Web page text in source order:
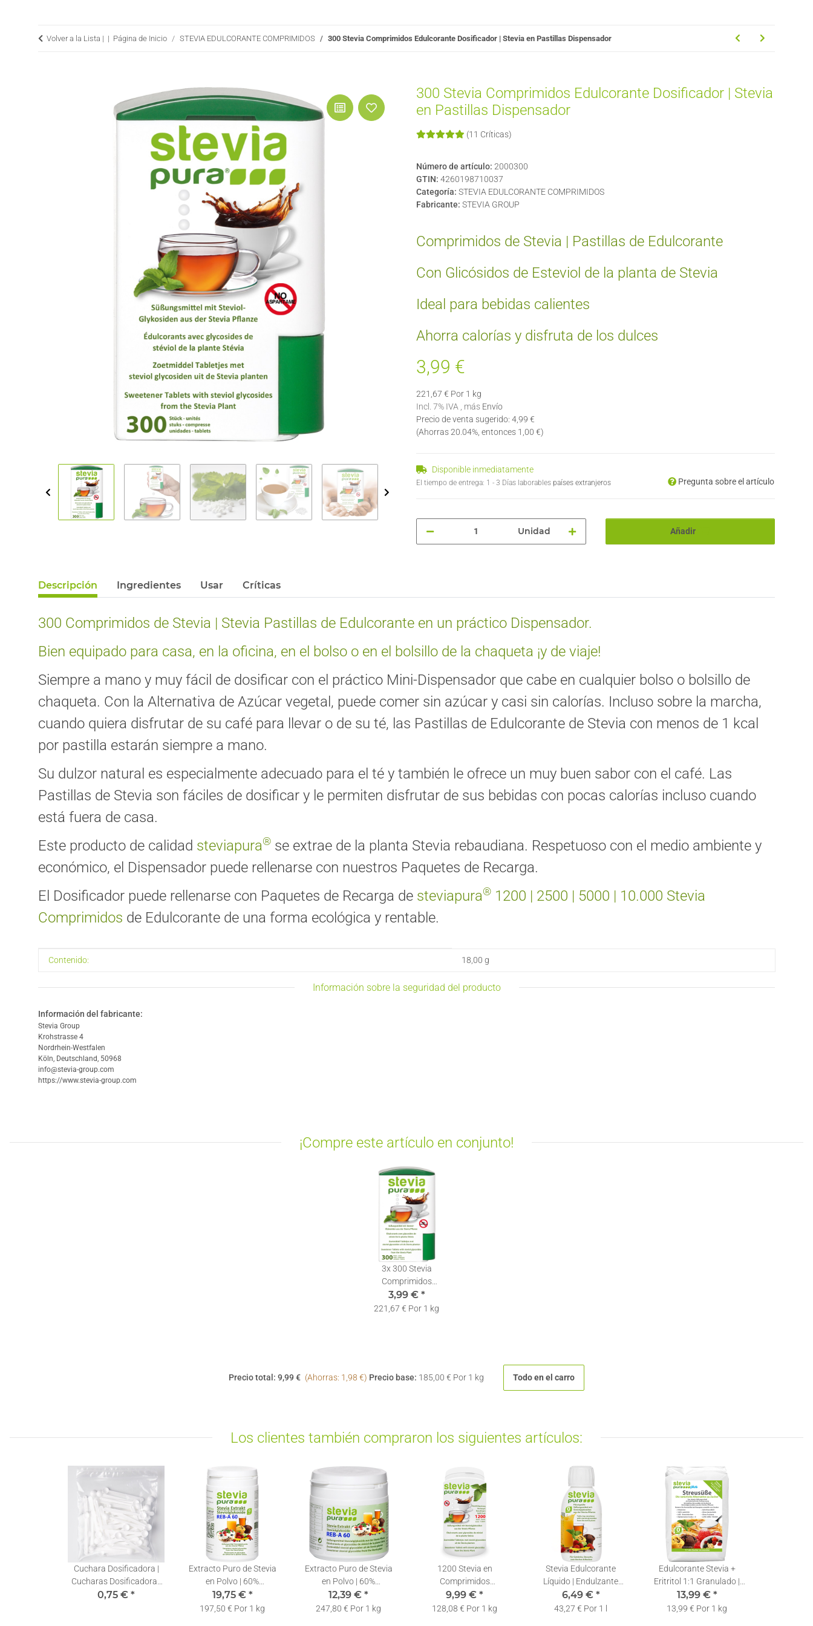
Volver a la Lista | Página de Inicio STEVIA EDULCORANTE COMPRIMIDOS 300 Stevia Comprimidos Edulcorante Dosificador | Stevia en Pastillas Dispensador
300 Stevia Comprimidos Edulcorante Dosificador | Stevia
en Pastillas Dispensador
(11 Críticas)
Número de artículo: 2000300
GTIN: 4260198710037
Categoría: STEVIA EDULCORANTE COMPRIMIDOS
Fabricante: STEVIA GROUP
Comprimidos de Stevia | Pastillas de Edulcorante
Con Glicósidos de Esteviol de la planta de Stevia
Ideal para bebidas calientes
Ahorra calorías y disfruta de los dulces
3,99 €
221,67 € Por 1 kg
Incl. 7% IVA , más Envío
Precio de venta sugerido: 4,99 €
(Ahorras20.04% , entonces 1,00 €)
Disponible inmediatamente
El tiempo de entrega: 1 - 3 Días laborables países extranjeros Pregunta sobre el artículo
Unidad Añadir
Descripción Ingredientes Usar Críticas
300 Comprimidos de Stevia | Stevia Pastillas de Edulcorante en un práctico Dispensador.
Bien equipado para casa, en la oficina, en el bolso o en el bolsillo de la chaqueta ¡y de viaje!
Siempre a mano y muy fácil de dosificar con el práctico Mini-Dispensador que cabe en cualquier bolso o bolsillo de
chaqueta. Con la Alternativa de Azúcar vegetal, puede comer sin azúcar y casi sin calorías. Incluso sobre la marcha,
cuando quiera disfrutar de su café para llevar o de su té, las Pastillas de Edulcorante de Stevia con menos de 1 kcal
por pastilla estarán siempre a mano.
Su dulzor natural es especialmente adecuado para el té y también le ofrece un muy buen sabor con el café. Las
Pastillas de Stevia son fáciles de dosificar y le permiten disfrutar de sus bebidas con pocas calorías incluso cuando
está fuera de casa.
Este producto de calidad steviapura® se extrae de la planta Stevia rebaudiana. Respetuoso con el medio ambiente y
económico, el Dispensador puede rellenarse con nuestros Paquetes de Recarga.
El Dosificador puede rellenarse con Paquetes de Recarga de steviapura® 1200 | 2500 | 5000 | 10.000 Stevia
Comprimidos de Edulcorante de una forma ecológica y rentable.
#productDetails.itemInformation#
#productDetails.itemValue#
Contenido: 18,00 g
Información sobre la seguridad del producto
Información del fabricante:
Stevia Group
Krohstrasse 4
Nordrhein-Westfalen
Köln, Deutschland, 50968
info@stevia-group.com
https://www.stevia-group.com
¡Compre este artículo en conjunto!
3x 300 Stevia
Comprimidos
Edulcorante Dosificador |
Stevia en Pastillas
3,99 € *
221,67 € Por 1 kg
Precio total: 9,99 € (Ahorras: 1,98 €) Precio base: 185,00 € Por 1 kg Todo en el carro
Los clientes también compraron los siguientes artículos:
Cuchara Dosificadora |
Cucharas Dosificadoras
Stevia 0,10ml | 1 Pieza
0,75 € *
Extracto Puro de Stevia
en Polvo | 60%
Rebaudiósido A | Incl.
Cuchara Dosificadora |
19,75 € *
197,50 € Por 1 kg
Extracto Puro de Stevia
en Polvo | 60%
Rebaudiósido A | Incl.
Cuchara Dosificadora |
12,39 € *
247,80 € Por 1 kg
1200 Stevia en
Comprimidos
Edulcorante | Recarga |
Stevia Pastillas +
9,99 € *
128,08 € Por 1 kg
Stevia Edulcorante
Líquido | Endulzante
Líquido con Stevia | Stevia
en gotas | 150ml
6,49 € *
43,27 € Por 1 l
Edulcorante Stevia +
Eritritol 1:1 Granulado |
Sustituto del Azúcar |
Edulcorante en Polvo con
13,99 € *
13,99 € Por 1 kg